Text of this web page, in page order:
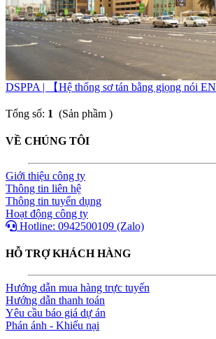
DSPPA | 【Hệ thống sơ tán bằng giọng nói
Tổng số: 1 (Sản phầm )
VỀ CHÚNG TÔI
Giới thiệu công ty
Thông tin liên hệ
Thông tin tuyển dụng
Hoạt động công ty
Hotline: 0942500109 (Zalo)
HỖ TRỢ KHÁCH HÀNG
Hướng dẫn mua hàng trực tuyến
Hướng dẫn thanh toán
Yêu cầu báo giá dự án
Phán ánh - Khiếu nại